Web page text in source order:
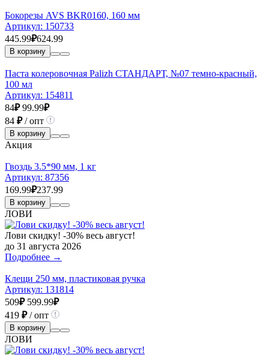
Бокорезы AVS BKR0160, 160 мм
Артикул: 150733
445.99₽624.99
В корзину
Паста колеровочная Palizh СТАНДАРТ, №07 темно-красный,
100 мл
Артикул: 154811
84₽ 99.99₽
84 ₽/ опт
В корзину
Акция
Гвоздь 3.5*90 мм, 1 кг
Артикул: 87356
169.99₽237.99
В корзину
ЛОВИ
Лови скидку! -30% весь август!
до 31 августа 2026
Подробнее →
Клещи 250 мм, пластиковая ручка
Артикул: 131814
509₽ 599.99₽
419 ₽/ опт
В корзину
ЛОВИ